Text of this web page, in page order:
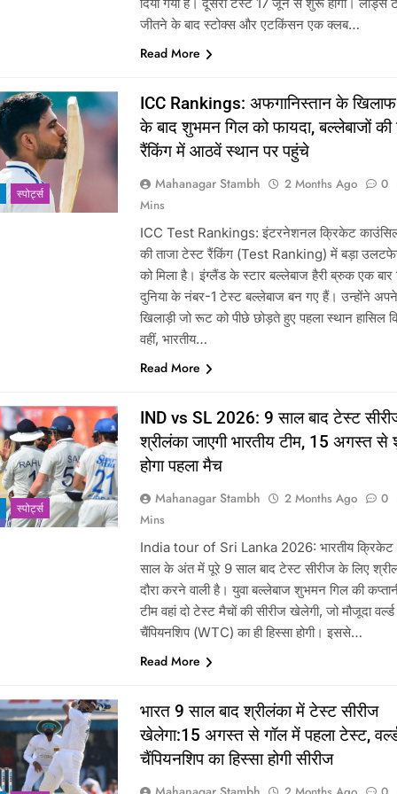
जीतने के बाद स्टोक्स और एटकिंसन एक क्लब…
Read More
‎स्पोर्ट्स
ICC Rankings: अफगानिस्तान के
के बाद शुभमन गिल को फायदा, बल्लेबाजों
रैंकिंग में आठवें स्थान पर पहुंचे
Mahanagar Stambh 2 Months Ago 0
Mins
ICC Test Rankings: इंटरनेशनल क्रिकेट
की ताजा टेस्ट रैंकिंग (Test Ranking) में बड़ा
को मिला है। इंग्लैंड के स्टार बल्लेबाज हैरी ब्रुक एक बार
दुनिया के नंबर-1 टेस्ट बल्लेबाज बन गए हैं। उन्होंने अपने
खिलाड़ी जो रूट को पीछे छोड़ते हुए पहला स्थान हासिल
वहीं, भारतीय…
Read More
‎स्पोर्ट्स
IND vs SL 2026: 9 साल बाद टेस्ट
श्रीलंका जाएगी भारतीय टीम, 15 अगस्त
होगा पहला मैच
Mahanagar Stambh 2 Months Ago 0
Mins
India tour of Sri Lanka 2026: भारतीय क्रिकेट
साल के अंत में पूरे 9 साल बाद टेस्ट सीरीज के लिए
दौरा करने वाली है। युवा बल्लेबाज शुभमन गिल की
टीम वहां दो टेस्ट मैचों की सीरीज खेलेगी, जो मौजूदा
चैंपियनशिप (WTC) का ही हिस्सा होगी। इससे…
Read More
भारत 9 साल बाद श्रीलंका में टेस्ट सीरीज
खेलेगा:15 अगस्त से गॉल में पहला टेस्ट,
चैंपियनशिप का हिस्सा होगी सीरीज